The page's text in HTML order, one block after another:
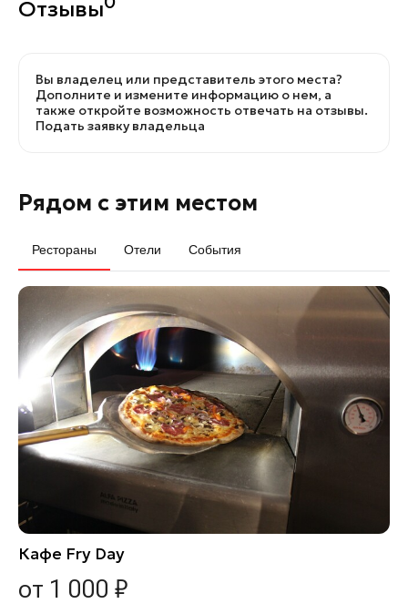
Отзывы
Вы владелец или представитель этого места?
Дополните и измените информацию о нем, а
также откройте возможность отвечать на отзывы.
Подать заявку владельца
Рядом с этим местом
Рестораны Отели События
Кафе Fry Day
от 1 000 ₽